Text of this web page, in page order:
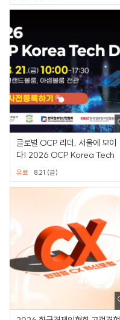
글로벌 OCP 리더, 서울에 모이
다! 2026 OCP Korea Tech
8.21 (금)
유료